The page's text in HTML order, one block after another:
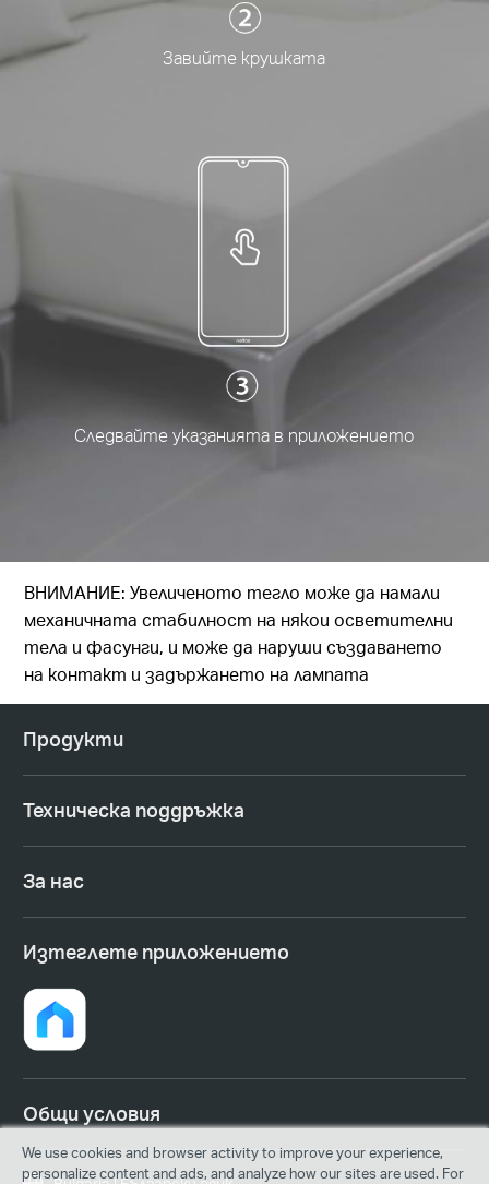
Завийте крушката
Следвайте указанията в приложението
ВНИМАНИЕ: Увеличеното тегло може да намали
механичната стабилност на някои осветителни
тела и фасунги, и може да наруши създаването
на контакт и задържането на лампата
Продукти
Техническа поддръжка
За нас
Изтеглете приложението
Общи условия
We use cookies and browser activity to improve your experience,
personalize content and ads, and analyze how our sites are used. For